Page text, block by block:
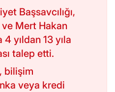
Başsavcılığı,
ve Mert Hakan
yıldan 13 yıla
talep etti.
bilişim
veya kredi